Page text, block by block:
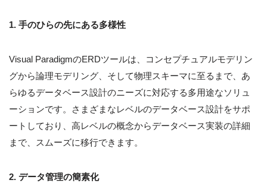
1. 手のひらの先にある多様性
Visual ParadigmのERDツールは、コンセプチュアルモデリン
グから論理モデリング、そして物理スキーマに至るまで、あ
らゆるデータベース設計のニーズに対応する多用途なソリュ
ーションです。さまざまなレベルのデータベース設計をサポ
ートしており、高レベルの概念からデータベース実装の詳細
まで、スムーズに移行できます。
2. データ管理の簡素化